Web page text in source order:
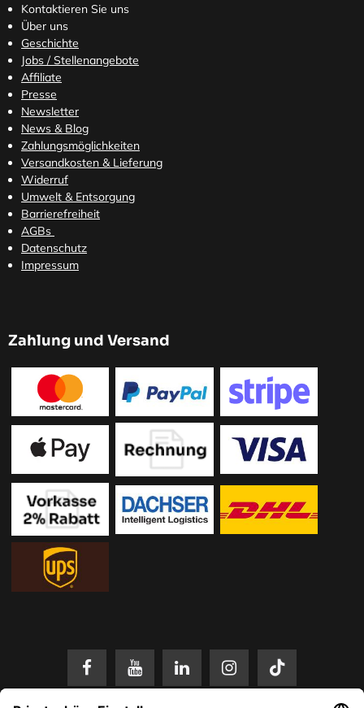
Kontaktieren Sie uns
Über uns
Geschichte
Jobs / Stellenangebote
Affiliate
Presse
Newsletter
News & Blog
Zahlungsmöglichkeiten
Versandkosten & Lieferung
Widerruf
Umwelt & Entsorgung
Barrierefreiheit
AGBs
Datenschutz
Impressum
Zahlung und Versand